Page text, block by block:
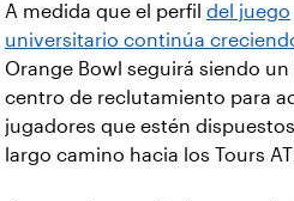
A medida que el perfil del juego
universitario continúa
Orange Bowl seguirá siendo
centro de reclutamiento para
jugadores que estén
largo camino hacia los Tours